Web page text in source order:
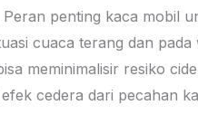
penting kaca mobil
cuaca terang dan
meminimalisir resiko
cedera dari pecahan